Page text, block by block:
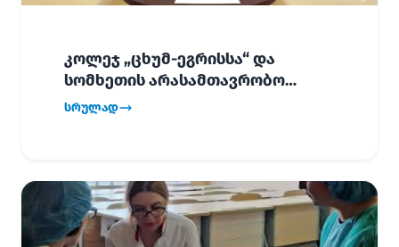
კოლეჯ „ცხუმ-ეგრისსა“ და
სომხეთის არასამთავრობო
ორგანიზაცია „Youth is Power“-ს
სრულად